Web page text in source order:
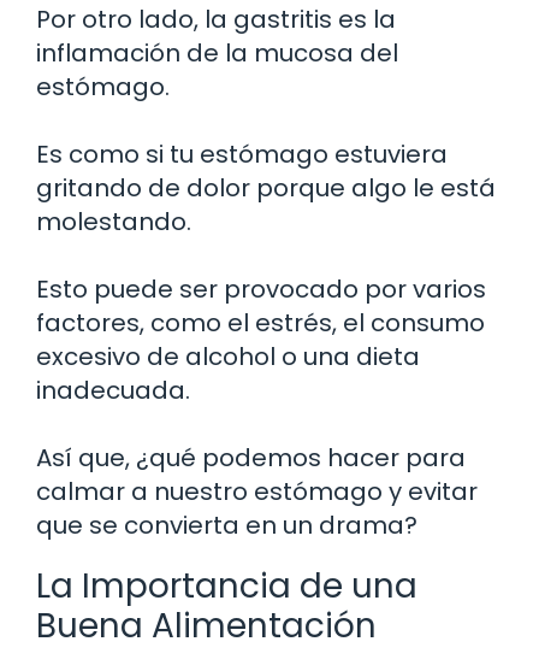
Por otro lado, la gastritis es la
inflamación de la mucosa del
estómago.
Es como si tu estómago estuviera
gritando de dolor porque algo le está
molestando.
Esto puede ser provocado por varios
factores, como el estrés, el consumo
excesivo de alcohol o una dieta
inadecuada.
Así que, ¿qué podemos hacer para
calmar a nuestro estómago y evitar
que se convierta en un drama?
La Importancia de una
Buena Alimentación